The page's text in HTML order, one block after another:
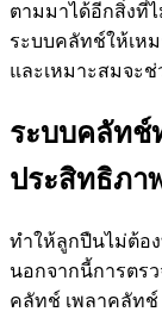
ตามมาได้อีกสิ่งที่
ระบบคลัทช์ให้เห
และเหมาะสมจะ
ระบบคลัทช์
ประสิทธิภา
ทำให้ลูกปืนไม่ต้อ
นอกจากนี้การตร
คลัทช์ เพลาคลัทช์